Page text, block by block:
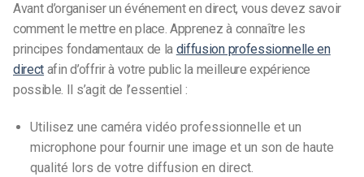
Avant d’organiser un événement en direct, vous devez savoir
comment le mettre en place. Apprenez à connaître les
principes fondamentaux de la diffusion professionnelle en
direct afin d’offrir à votre public la meilleure expérience
possible. Il s’agit de l’essentiel :
Utilisez une caméra vidéo professionnelle et un
microphone pour fournir une image et un son de haute
qualité lors de votre diffusion en direct.